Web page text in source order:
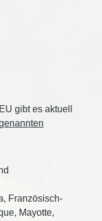
gibt es aktuell
Französisch-
Mayotte,